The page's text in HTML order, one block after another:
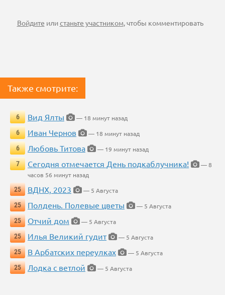
Войдите илистаньте участником, чтобы комментировать
Также смотрите:
6 Вид Ялты
— 18 минут назад
6
Иван Чернов
— 18 минут назад
6
Любовь Титова
— 19 минут назад
7
Сегодня отмечается День подкаблучника!
— 8
часов 56 минут назад
25
ВДНХ, 2023
— 5 Августа
25
Полдень. Полевые цветы
— 5 Августа
25
Отчий дом
— 5 Августа
25
Илья Великий гудит
— 5 Августа
25
В Арбатских переулках
— 5 Августа
25
Лодка с ветлой — 5 Августа